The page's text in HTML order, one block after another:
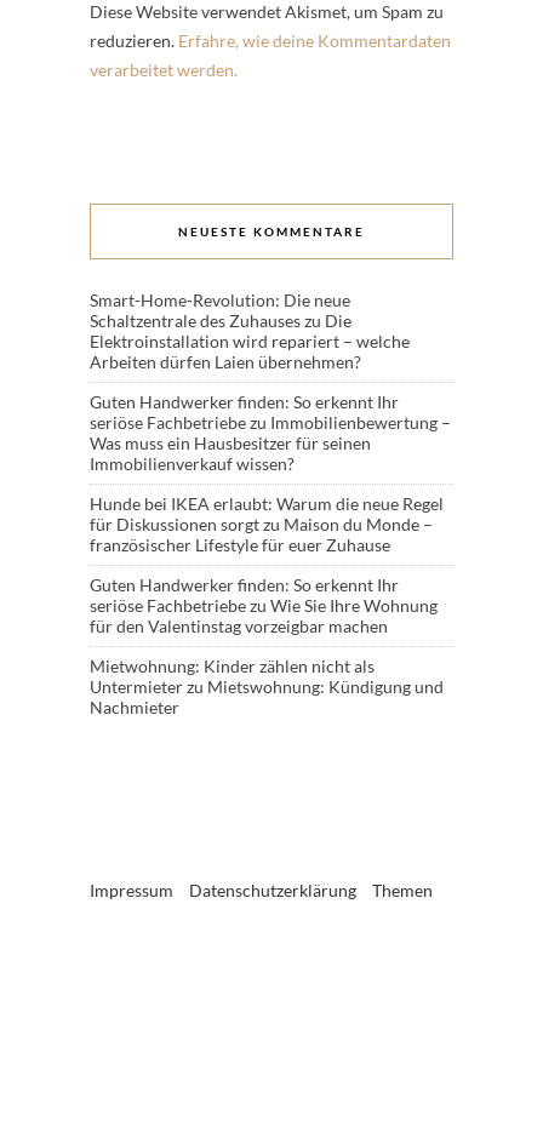
Diese Website verwendet Akismet, um Spam zu
reduzieren. Erfahre, wie deine Kommentardaten
verarbeitet werden.
NEUESTE KOMMENTARE
Smart-Home-Revolution: Die neue
Schaltzentrale des Zuhauseszu Die
Elektroinstallation wird repariert – welche
Arbeiten dürfen Laien übernehmen?
Guten Handwerker finden: So erkennt Ihr
seriöse Fachbetriebezu Immobilienbewertung –
Was muss ein Hausbesitzer für seinen
Immobilienverkauf wissen?
Hunde bei IKEA erlaubt: Warum die neue Regel
für Diskussionen sorgtzu Maison du Monde –
französischer Lifestyle für euer Zuhause
Guten Handwerker finden: So erkennt Ihr
seriöse Fachbetriebezu Wie Sie Ihre Wohnung
für den Valentinstag vorzeigbar machen
Mietwohnung: Kinder zählen nicht als
Untermieterzu Mietswohnung: Kündigung und
Nachmieter
Impressum Datenschutzerklärung Themen